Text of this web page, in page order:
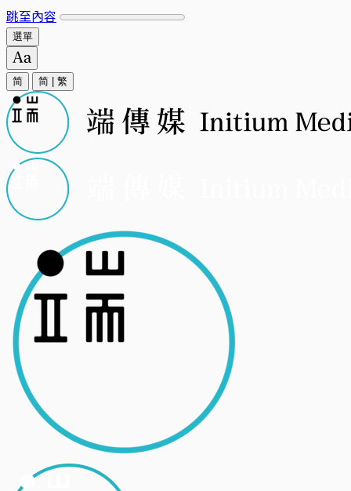
跳至內容
選單
简 简 繁